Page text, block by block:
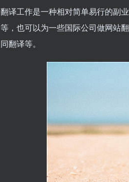
翻译工作是一种相对简单易行的副
等，也可以为一些国际公司做网站
同翻译等。